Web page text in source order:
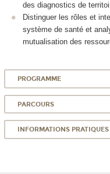
des diagnostics de
Distinguer les rôles et
système de santé et
mutualisation des
PROGRAMME
PARCOURS
INFORMATIONS PRATIQUES